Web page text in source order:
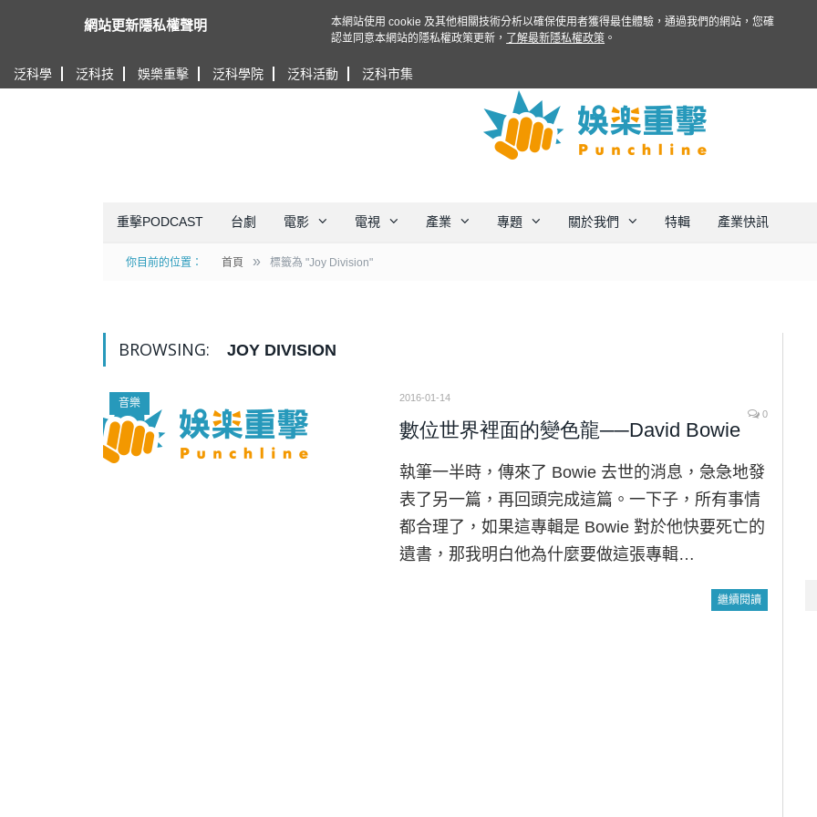
泛科學 泛科技 娛樂重擊 泛科學院 泛科活動 泛科市集
重擊PODCAST 台劇 電影 電視 產業 專題 關於我們 特輯 產業快訊
你目前的位置： 首頁 » 標籤為 "Joy Division"
BROWSING: JOY DIVISION
音樂
2016-01-14
0
數位世界裡面的變色龍──David Bowie
執筆一半時，傳來了 Bowie 去世的消息，急急地發
表了另一篇，再回頭完成這篇。一下子，所有事情
都合理了，如果這專輯是 Bowie 對於他快要死亡的
遺書，那我明白他為什麼要做這張專輯…
繼續閱讀
網站更新隱私權聲明
本網站使用 cookie 及其他相關技術分析以確保使用者獲得最佳體驗，通過我們的網站，您確
認並同意本網站的隱私權政策更新，
了解最新隱私權政策 。